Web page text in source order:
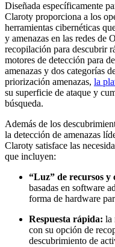
Diseñada específicamente
Claroty proporciona a los
herramientas cibernéticas
y amenazas en las redes de
recopilación para descubrir
motores de detección para
amenazas y dos categorías
priorización amenazas, la
su superficie de ataque y
búsqueda.
Además de los
la detección de amenazas
Claroty satisface las
que incluyen:
“Luz” de recursos y
basadas en software
forma de hardware
Respuesta rápida: la
con su opción de
descubrimiento de